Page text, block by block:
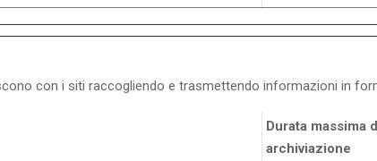
con i siti raccogliendo e trasmettendo informazioni in
Durata massima
archiviazione